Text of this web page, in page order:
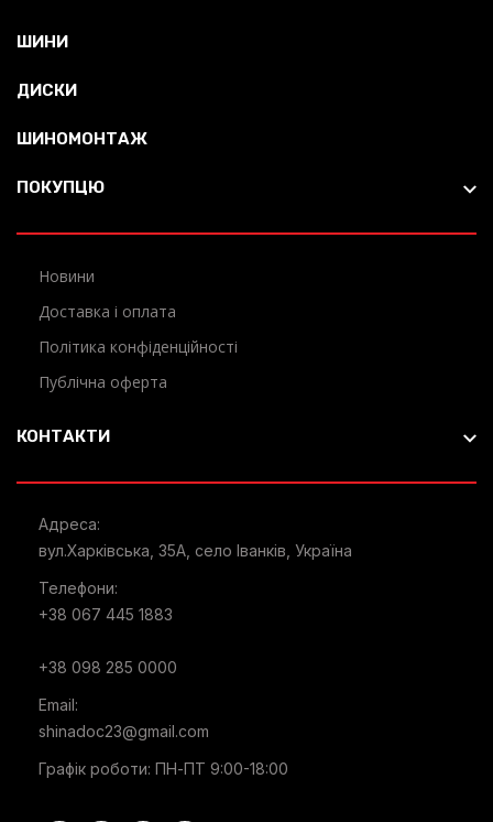
КОНТАКТИ
Адреса:
вул.Харківська, 35А, село Іванків, Україна
Телефони:
+38 067 445 1883
+38 098 285 0000
Email:
shinadoc23@gmail.com
Графік роботи: ПН-ПТ 9:00-18:00
ШИНИ
ДИСКИ
ШИНОМОНТАЖ
ПОКУПЦЮ
Новини
Доставка і оплата
Політика конфіденційності
Публічна оферта